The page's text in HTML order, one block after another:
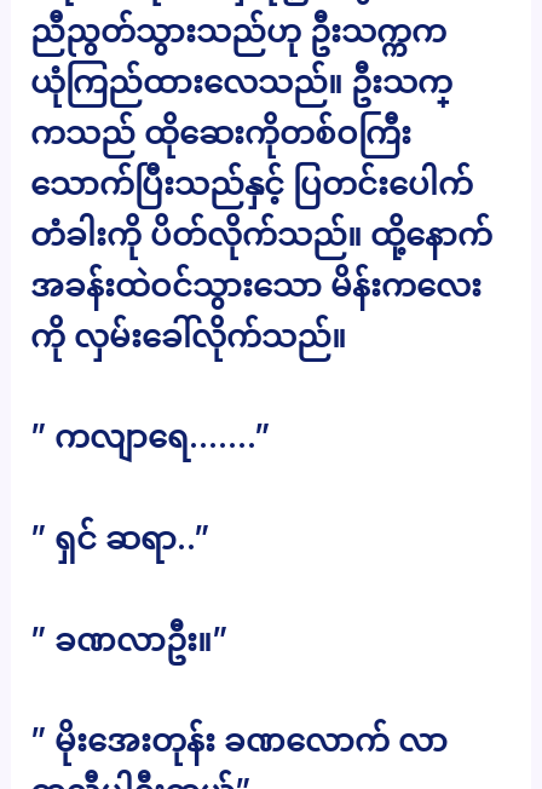
ညီညွတ်သွားသည်ဟု ဦးသက္ကက
ယုံကြည်ထားလေသည်။ ဦးသက္
ကသည် ထိုဆေးကိုတစ်ဝကြီး
သောက်ပြီးသည်နှင့် ပြတင်းပေါက်
တံခါးကို ပိတ်လိုက်သည်။ ထို့နောက်
အခန်းထဲဝင်သွားသော မိန်းကလေး
ကို လှမ်းခေါ်လိုက်သည်။
” ကလျာရေ…….”
” ရှင် ဆရာ..”
” ခဏလာဦး။”
” မိုးအေးတုန်း ခဏလောက် လာ